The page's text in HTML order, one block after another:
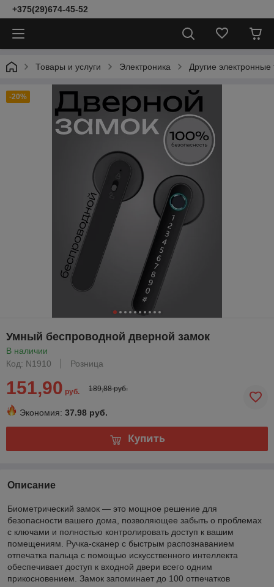
+375(29)674-45-52
Товары и услуги Электроника Другие электронные
-20%
Умный беспроводной дверной замок
В наличии
Код: N1910
Розница
151,90 руб. 189,88 руб.
Экономия: 37.98 руб.
Купить
Описание
Биометрический замок — это мощное решение для
безопасности вашего дома, позволяющее забыть о проблемах
с ключами и полностью контролировать доступ к вашим
помещениям. Ручка-сканер с быстрым распознаванием
отпечатка пальца с помощью искусственного интеллекта
обеспечивает доступ к входной двери всего одним
прикосновением. Замок запоминает до 100 отпечатков